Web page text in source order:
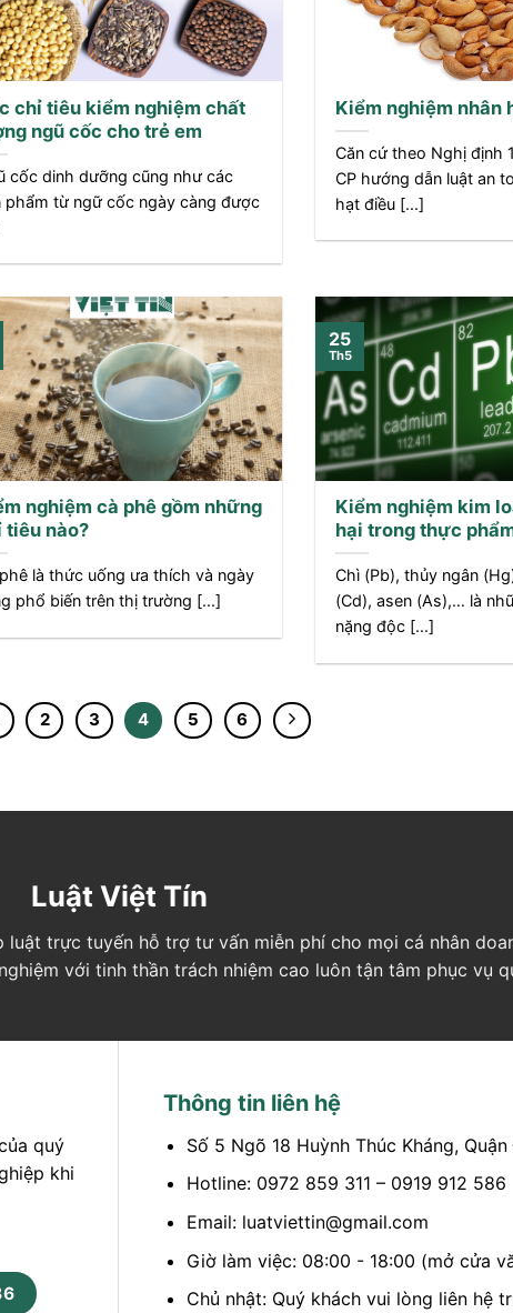
chỉ tiêu kiểm nghiệm chất
ngũ cốc cho trẻ em
cốc dinh dưỡng cũng như các
phẩm từ ngữ cốc ngày càng được
Kiểm nghiệm nhân
Căn cứ theo Nghị định
CP hướng dẫn luật an
hạt điều [...]
nghiệm cà phê gồm những
tiêu nào?
là thức uống ưa thích và ngày
phổ biến trên thị trường [...]
Kiểm nghiệm kim
hại trong thực
Chì (Pb), thủy ngân
(Cd), asen (As),… là
nặng độc [...]
25
Th5
2 3 4 5 6
Luật Việt Tín
trực tuyến hỗ trợ tư vấn miễn phí cho mọi cá nhân
với tinh thần trách nhiệm cao luôn tận tâm phục vụ
quý
khi
Thông tin liên hệ
Số 5 Ngõ 18 Huỳnh Thúc Kháng,
Hotline: 0972 859 311 – 0919 912 586
Email: luatviettin@gmail.com
Giờ làm việc: 08:00 - 18:00 (mở cửa
Chủ nhật: Quý khách vui lòng liên hệ